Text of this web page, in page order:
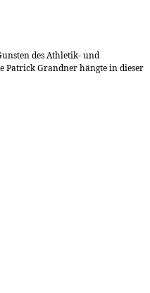
des Athletik- und
Patrick Grandner hängte in dieser